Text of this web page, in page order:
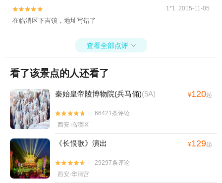

 1*1 2015-11-05
在临渭区下吉镇，地址写错了
查看全部点评 
看了该景点的人还看了
秦始皇帝陵博物院(兵马俑)(5A) ¥120起


66421条评论
西安·临潼区
《长恨歌》演出 ¥129起


29297条评论
西安·华清宫